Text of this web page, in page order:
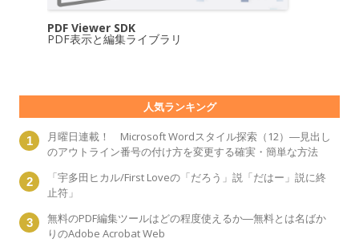
PDF Viewer SDK
PDF表示と編集ライブラリ
人気ランキング
月曜日連載！ Microsoft Wordスタイル探索（12）―見出し
のアウトライン番号の付け方を変更する確実・簡単な方法
「宇多田ヒカル/First Loveの「だろう」説「だはー」説に終
止符」
無料のPDF編集ツールはどの程度使えるか―無料とは名ばか
りのAdobe Acrobat Web